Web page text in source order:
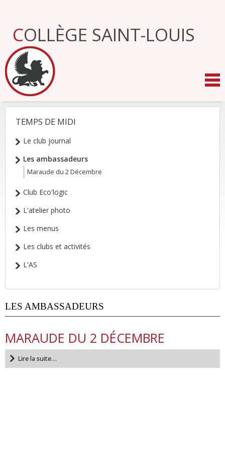
Aller
navigation
COLLÈGE SAINT-LOUIS
NAVIGATION
TEMPS DE MIDI
Le club journal
Les ambassadeurs
Maraude du 2 Décembre
Club Eco'logic
L'atelier photo
Les menus
Les clubs et activités
L'AS
LES AMBASSADEURS
MARAUDE DU 2 DÉCEMBRE
Lire la suite…